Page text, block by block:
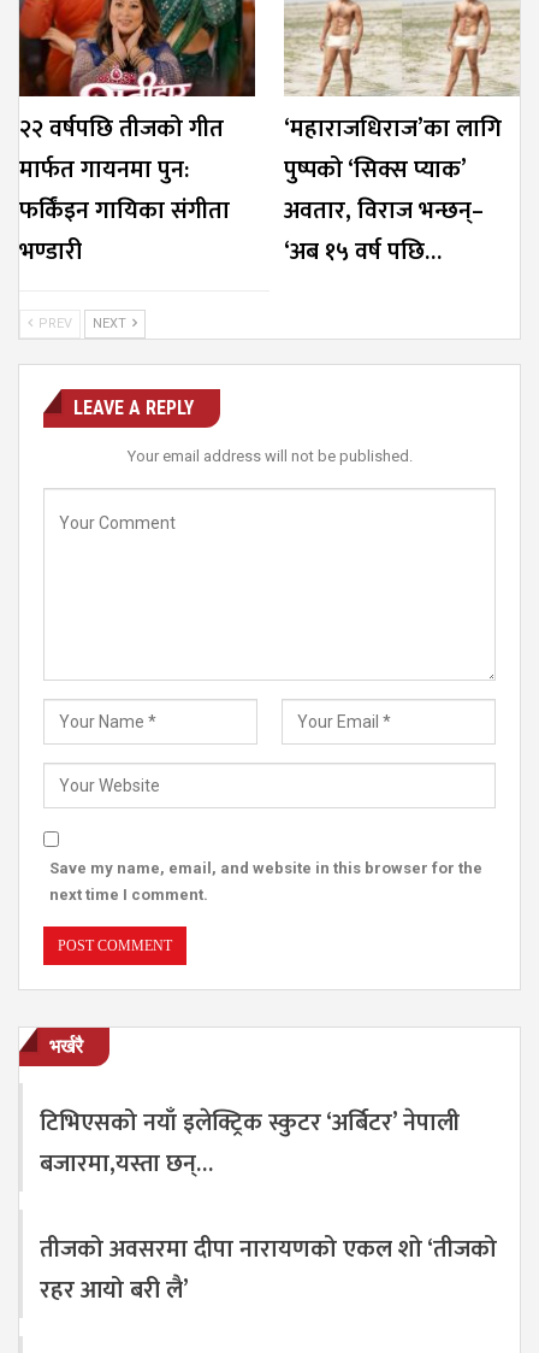
२२ वर्षपछि तीजको गीत
मार्फत गायनमा पुन:
फर्किंइन गायिका संगीता
भण्डारी
‘महाराजधिराज’का लागि
पुष्पको ‘सिक्स प्याक’
अवतार, विराज भन्छन्–
‘अब १५ वर्ष पछि…
PREV NEXT
LEAVE A REPLY
Your email address will not be published.
Save my name, email, and website in this browser for the
next time I comment.
भर्खरै
टिभिएसको नयाँ इलेक्ट्रिक स्कुटर ‘अर्बिटर’ नेपाली
बजारमा,यस्ता छन्…
तीजको अवसरमा दीपा नारायणको एकल शो ‘तीजको
रहर आयो बरी लै’